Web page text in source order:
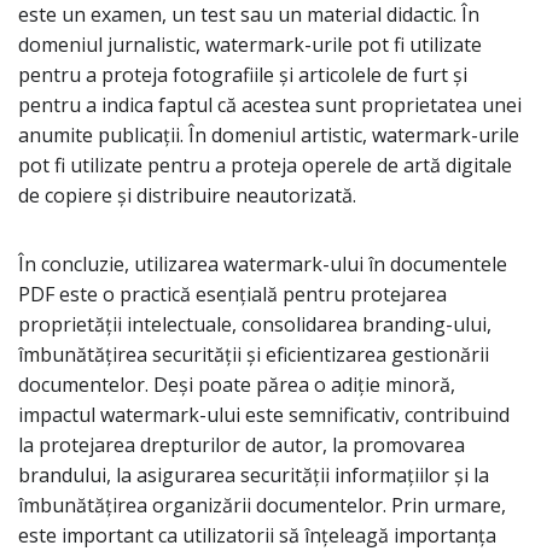
este un examen, un test sau un material didactic. În
domeniul jurnalistic, watermark-urile pot fi utilizate
pentru a proteja fotografiile și articolele de furt și
pentru a indica faptul că acestea sunt proprietatea unei
anumite publicații. În domeniul artistic, watermark-urile
pot fi utilizate pentru a proteja operele de artă digitale
de copiere și distribuire neautorizată.
În concluzie, utilizarea watermark-ului în documentele
PDF este o practică esențială pentru protejarea
proprietății intelectuale, consolidarea branding-ului,
îmbunătățirea securității și eficientizarea gestionării
documentelor. Deși poate părea o adiție minoră,
impactul watermark-ului este semnificativ, contribuind
la protejarea drepturilor de autor, la promovarea
brandului, la asigurarea securității informațiilor și la
îmbunătățirea organizării documentelor. Prin urmare,
este important ca utilizatorii să înțeleagă importanța